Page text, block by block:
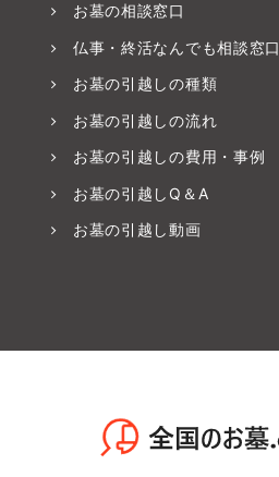
お墓の相談窓口
仏事・終活なんでも相談窓口
お墓の引越しの種類
お墓の引越しの流れ
お墓の引越しの費用・事例
お墓の引越しQ＆A
お墓の引越し動画